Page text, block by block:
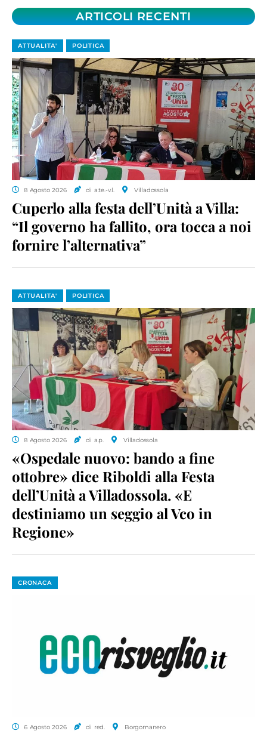
ARTICOLI RECENTI
ATTUALITA' POLITICA
8 Agosto 2026 di a.te.-v.l. Villadossola
Cuperlo alla festa dell’Unità a Villa:
“Il governo ha fallito, ora tocca a noi
fornire l’alternativa”
ATTUALITA' POLITICA
8 Agosto 2026 di a.p. Villadossola
«Ospedale nuovo: bando a fine
ottobre» dice Riboldi alla Festa
dell’Unità a Villadossola. «E
destiniamo un seggio al Vco in
Regione»
CRONACA
6 Agosto 2026 di red. Borgomanero